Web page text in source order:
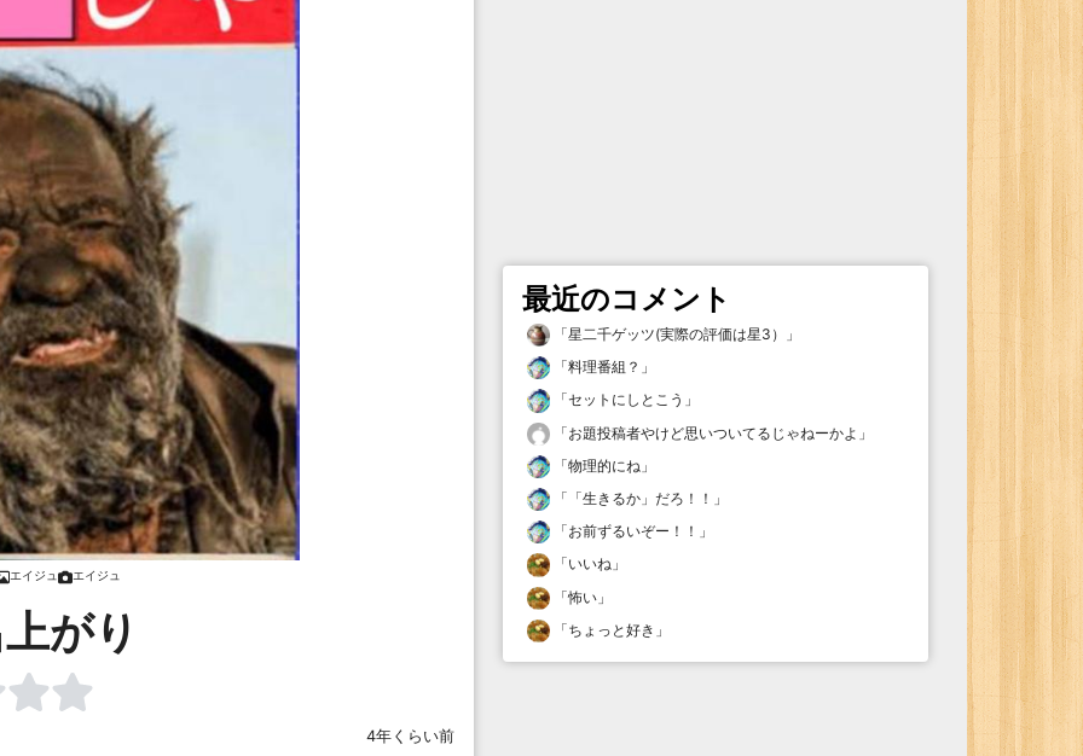
エイジュ エイジュ
がり
4年くらい前
最近のコメント
「星二千ゲッツ(実際の評価は星3）
」
「料理番組？ 」
「セットにしとこう 」
「お題投稿者やけど思いついてるじゃねーかよ 」
「物理的にね 」
「 「生きるか」だろ！！ 」
「お前ずるいぞー！！ 」
「いいね 」
「怖い 」
「ちょっと好き 」